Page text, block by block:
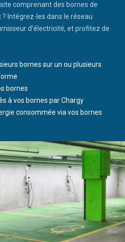
comprenant des bornes de
Intégrez-les dans le réseau
d’électricité, et profitez de
bornes sur un ou plusieurs
bornes
à vos bornes par Chargy
consommée via vos bornes